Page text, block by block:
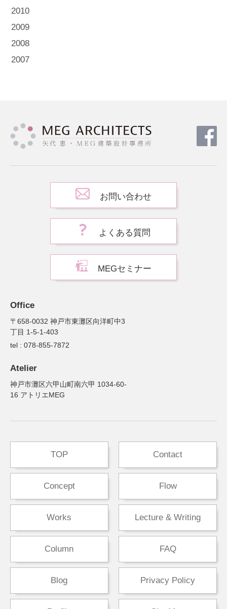
2010
2009
2008
2007
お問い合わせ
よくある質問
MEGセミナー
Office
〒658-0032 神戸市東灘区向洋町中3
丁目 1-5-1-403
tel : 078-855-7872
Atelier
神戸市灘区六甲山町南六甲 1034-60-
16 アトリエMEG
TOP
Concept
Works
Column
Blog
Contact
Flow
Lecture & Writing
FAQ
Privacy Policy